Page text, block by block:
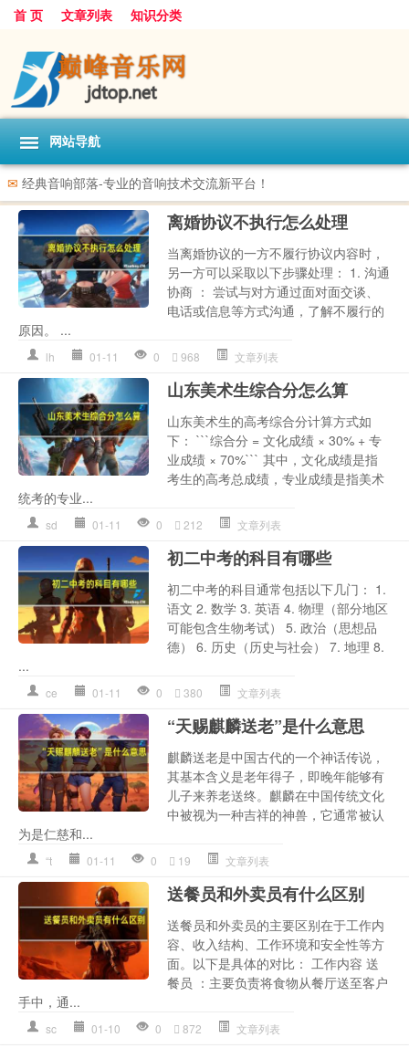
首 页 文章列表 知识分类
网站导航
✉ 经典音响部落-专业的音响技术交流新平台！
离婚协议不执行怎么处理
当离婚协议的一方不履行协议内容时，
另一方可以采取以下步骤处理： 1. 沟通
协商 ： 尝试与对方通过面对面交谈、
电话或信息等方式沟通，了解不履行的
原因。 ...
lh 01-11 0 968 文章列表
山东美术生综合分怎么算
山东美术生的高考综合分计算方式如
下： ```综合分 = 文化成绩 × 30% + 专
业成绩 × 70%``` 其中，文化成绩是指
考生的高考总成绩，专业成绩是指美术
统考的专业...
sd 01-11 0 212 文章列表
初二中考的科目有哪些
初二中考的科目通常包括以下几门： 1.
语文 2. 数学 3. 英语 4. 物理（部分地区
可能包含生物考试） 5. 政治（思想品
德） 6. 历史（历史与社会） 7. 地理 8.
...
ce 01-11 0 380 文章列表
“天赐麒麟送老”是什么意思
麒麟送老是中国古代的一个神话传说，
其基本含义是老年得子，即晚年能够有
儿子来养老送终。麒麟在中国传统文化
中被视为一种吉祥的神兽，它通常被认
为是仁慈和...
“t 01-11 0 19 文章列表
送餐员和外卖员有什么区别
送餐员和外卖员的主要区别在于工作内
容、收入结构、工作环境和安全性等方
面。以下是具体的对比： 工作内容 送
餐员 ：主要负责将食物从餐厅送至客户
手中，通...
sc 01-10 0 872 文章列表